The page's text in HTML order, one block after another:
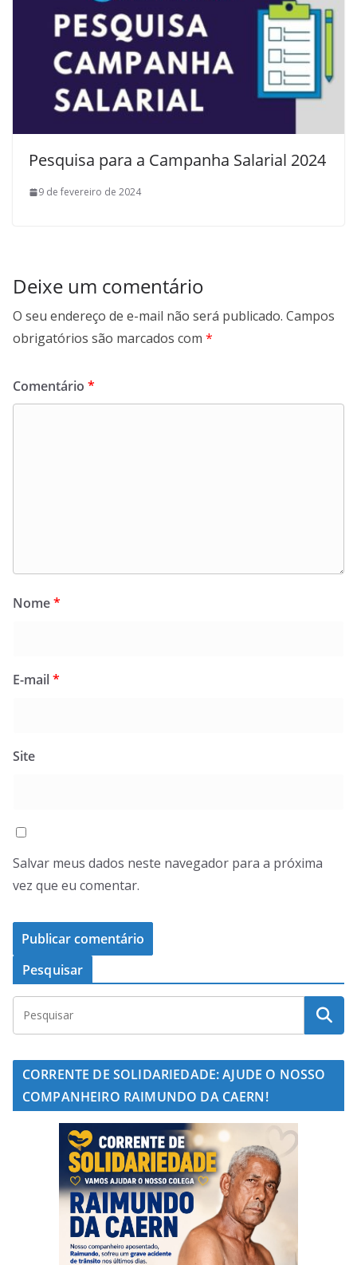
Pesquisa para a Campanha Salarial 2024
9 de fevereiro de 2024
Deixe um comentário
O seu endereço de e-mail não será publicado. Campos
obrigatórios são marcados com *
Comentário *
Nome*
E-mail*
Site
Salvar meus dados neste navegador para a próxima
vez que eu comentar.
Pesquisar
CORRENTE DE SOLIDARIEDADE: AJUDE O NOSSO
COMPANHEIRO RAIMUNDO DA CAERN!